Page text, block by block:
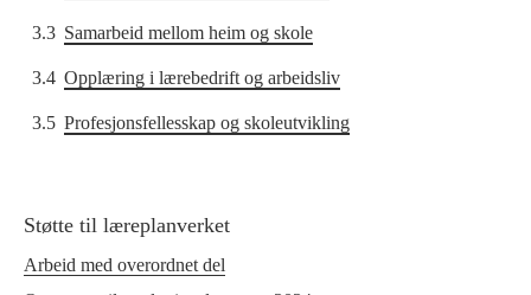
3.3 Samarbeid mellom heim og skole
3.4 Opplæring i lærebedrift og arbeidsliv
3.5 Profesjonsfellesskap og skoleutvikling
Støtte til læreplanverket
Arbeid med overordnet del